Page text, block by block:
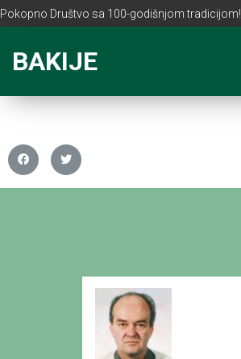
Pokopno Društvo sa 100-godišnjom tradicijom!
BAKIJE